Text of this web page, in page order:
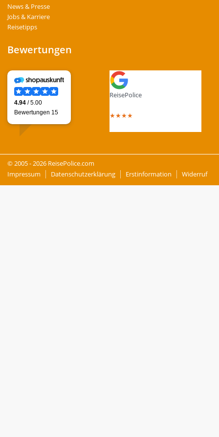
News & Presse
Jobs & Karriere
Reisetipps
Bewertungen
ReisePolice
★★★★
© 2005 - 2026 ReisePolice.com
Impressum
Datenschutzerklärung Erstinformation Widerruf